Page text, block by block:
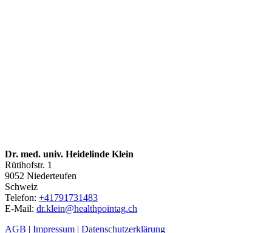
Dr. med. univ. Heidelinde Klein
Rütihofstr. 1
9052 Niederteufen
Schweiz
Telefon: +41791731483
E-Mail: dr.klein@healthpointag.ch
AGB | Impressum | Datenschutzerklärung